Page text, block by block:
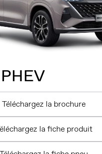
Téléchargez la brochure
la fiche produit